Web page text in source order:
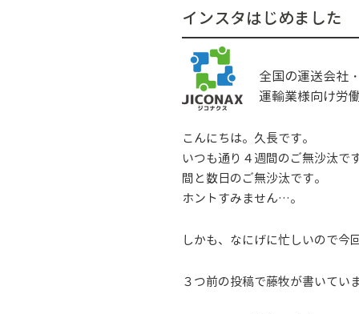
インスタはじめました
全国の運送会社
運輸業様向け労
こんにちは。久長です。
いつも通り４週間のご無沙汰
間と数日のご無沙汰です。
ホントすみません…。
しかも、なにげに忙しいので今
３つ前の投稿で藤牧が書いてい